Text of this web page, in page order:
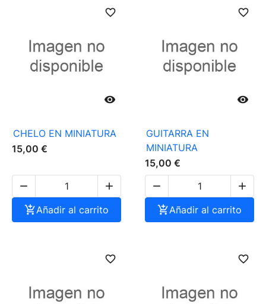

favorite_border
CHELO EN MINIATURA
15,00 €


Añadir al carrito

favorite_border
GUITARRA EN
MINIATURA
15,00 €


Añadir al carrito
favorite_border favorite_border